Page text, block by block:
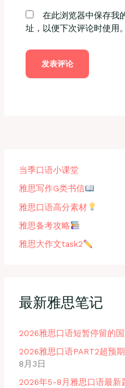
在此浏览器中保存我
址，以便下次评论时使用。
当季口语小课堂
雅思写作G类书信
雅思口语高分素材
雅思备考攻略
雅思大作文task2
最新雅思笔记
2026雅思口语短暂停留的
2026雅思口语PART2超预
8月3日
2026年5-8月雅思口语最新